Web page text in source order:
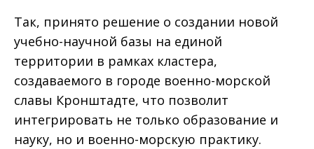
Так, принято решение о создании новой
учебно-научной базы на единой
территории в рамках кластера,
создаваемого в городе военно-морской
славы Кронштадте, что позволит
интегрировать не только образование и
науку, но и военно-морскую практику.